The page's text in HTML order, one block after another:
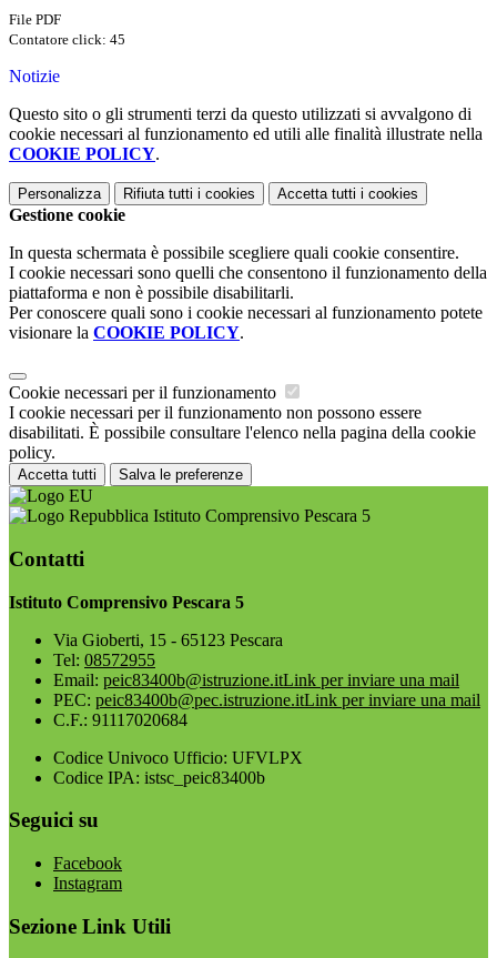
File PDF
Contatore click: 45
Notizie
Questo sito o gli strumenti terzi da questo utilizzati si avvalgono di
cookie necessari al funzionamento ed utili alle finalità illustrate nella
COOKIE POLICY.
Personalizza Rifiuta tutti i cookies Accetta tutti i cookies
Gestione cookie
In questa schermata è possibile scegliere quali cookie consentire.
I cookie necessari sono quelli che consentono il funzionamento della
piattaforma e non è possibile disabilitarli.
Per conoscere quali sono i cookie necessari al funzionamento potete
visionare la COOKIE POLICY.
Cookie necessari per il funzionamento
I cookie necessari per il funzionamento non possono essere
disabilitati. È possibile consultare l'elenco nella pagina della cookie
policy.
Accetta tutti Salva le preferenze
Istituto Comprensivo Pescara 5
Contatti
Istituto Comprensivo Pescara 5
Via Gioberti, 15 - 65123 Pescara
Tel: 08572955
Email: peic83400b@istruzione.itLink per inviare una mail
PEC: peic83400b@pec.istruzione.itLink per inviare una mail
C.F.: 91117020684
Codice Univoco Ufficio: UFVLPX
Codice IPA: istsc_peic83400b
Seguici su
Facebook
Instagram
Sezione Link Utili